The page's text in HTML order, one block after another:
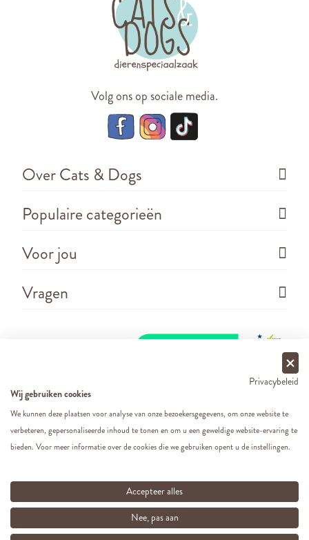
Volg ons op sociale media.
Over Cats & Dogs
Populaire categorieën
Voor jou
Vragen
Copyright ©2026 - Cats&Dogs - Website byeWings
e-commerce
Privacybeleid
Wij gebruiken cookies
We kunnen deze plaatsen voor analyse van onze bezoekersgegevens, om onze website te
verbeteren, gepersonaliseerde inhoud te tonen en om u een geweldige website-ervaring te
bieden. Voor meer informatie over de cookies die we gebruiken opent u de instellingen.
Accepteer alles
Nee, pas aan